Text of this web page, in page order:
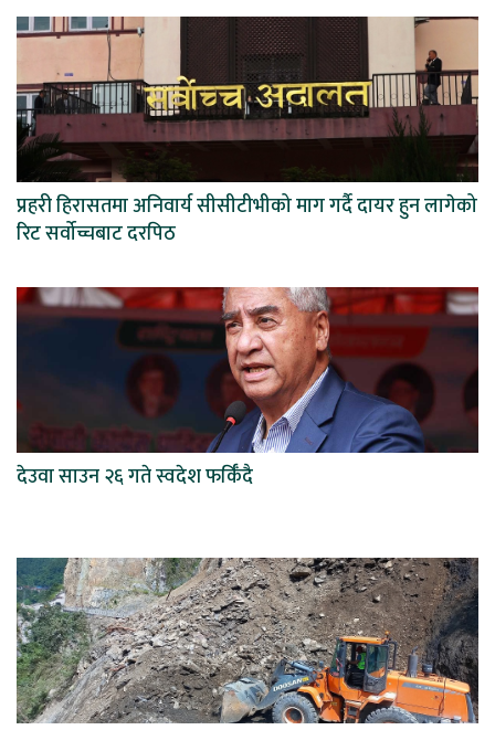
प्रहरी हिरासतमा अनिवार्य सीसीटीभीको माग गर्दै दायर हुन लागेको
रिट सर्वोच्चबाट दरपिठ
देउवा साउन २६ गते स्वदेश फर्किँदै